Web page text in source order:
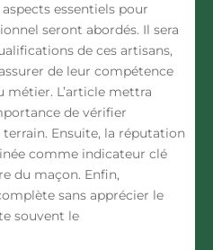
essentiels pour
seront abordés. Il sera
de ces artisans,
de leur compétence
métier. L’article mettra
de vérifier
terrain. Ensuite, la réputation
comme indicateur clé
du maçon. Enfin,
sans apprécier le
souvent le